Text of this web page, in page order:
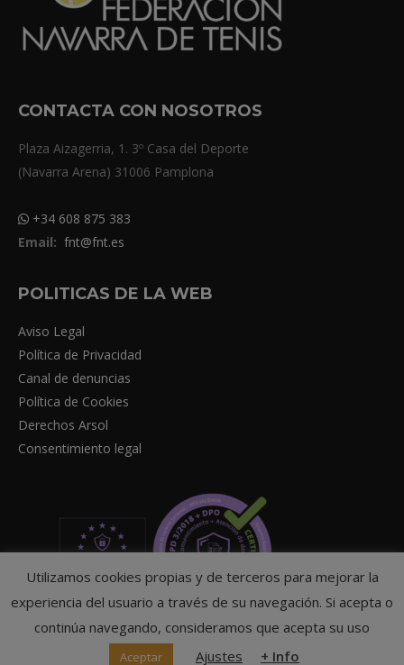
CONTACTA CON NOSOTROS
Plaza Aizagerria, 1. 3º Casa del Deporte
(Navarra Arena) 31006 Pamplona
+34 608 875 383
Email: fnt@fnt.es
POLITICAS DE LA WEB
Aviso Legal
Política de Privacidad
Canal de denuncias
Política de Cookies
Derechos Arsol
Consentimiento legal
Utilizamos cookies propias y de terceros para mejorar la
experiencia del usuario a través de su navegación. Si acepta o
continúa navegando, consideramos que acepta su uso
Aceptar Ajustes + Info